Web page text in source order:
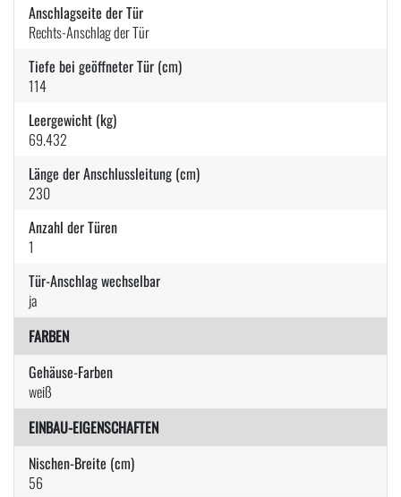
Anschlagseite der Tür
Rechts-Anschlag der Tür
Tiefe bei geöffneter Tür (cm)
114
Leergewicht (kg)
69.432
Länge der Anschlussleitung (cm)
230
Anzahl der Türen
1
Tür-Anschlag wechselbar
ja
FARBEN
Gehäuse-Farben
weiß
EINBAU-EIGENSCHAFTEN
Nischen-Breite (cm)
56